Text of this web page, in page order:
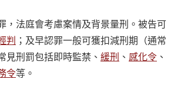
法庭會考慮案情及背景量刑。被告可
判
；及早認罪一般可獲扣減刑期（通常
見刑罰包括即時監禁、 緩刑 、 感化令 、
令等。